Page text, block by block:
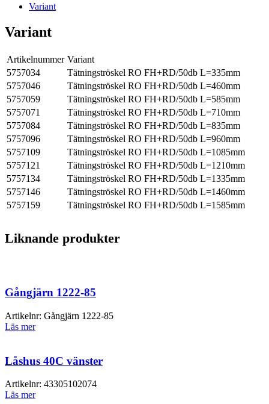
Variant
Variant
Artikelnummer Variant
5757034
Tätningströskel RO FH+RD/50db L=335mm
5757046
Tätningströskel RO FH+RD/50db L=460mm
5757059
Tätningströskel RO FH+RD/50db L=585mm
5757071
Tätningströskel RO FH+RD/50db L=710mm
5757084
Tätningströskel RO FH+RD/50db L=835mm
5757096
Tätningströskel RO FH+RD/50db L=960mm
5757109
Tätningströskel RO FH+RD/50db L=1085mm
5757121
Tätningströskel RO FH+RD/50db L=1210mm
5757134
Tätningströskel RO FH+RD/50db L=1335mm
5757146
Tätningströskel RO FH+RD/50db L=1460mm
5757159
Tätningströskel RO FH+RD/50db L=1585mm
Liknande produkter
Gångjärn 1222-85
Artikelnr: Gångjärn 1222-85
Läs mer
Låshus 40C vänster
Artikelnr: 43305102074
Läs mer